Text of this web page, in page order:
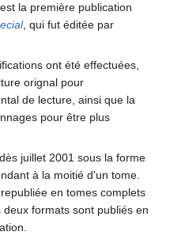
est la première publication
, qui fut éditée par
ont été effectuées,
orignal pour
de lecture, ainsi que la
pour être plus
juillet 2001 sous la forme
à la moitié d'un tome.
en tomes complets
formats sont publiés en